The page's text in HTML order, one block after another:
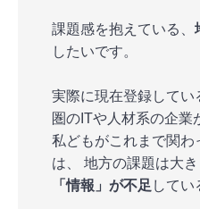
課題感を抱えている、
したいです。
実際に現在登録して
圏のITや人材系の企業
私どもがこれまで関
は、 地方の課題は大き
「情報」が不足 してい